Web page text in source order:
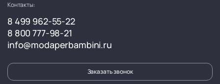
Контакты:
8 499 962-55-22
8 800 777-98-21
info@modaperbambini.ru
Заказать звонок